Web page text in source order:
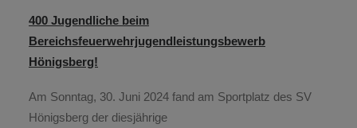
400 Jugendliche beim
Bereichsfeuerwehrjugendleistungsbewerb
Hönigsberg!
Am Sonntag, 30. Juni 2024 fand am Sportplatz des SV
Hönigsberg der diesjährige